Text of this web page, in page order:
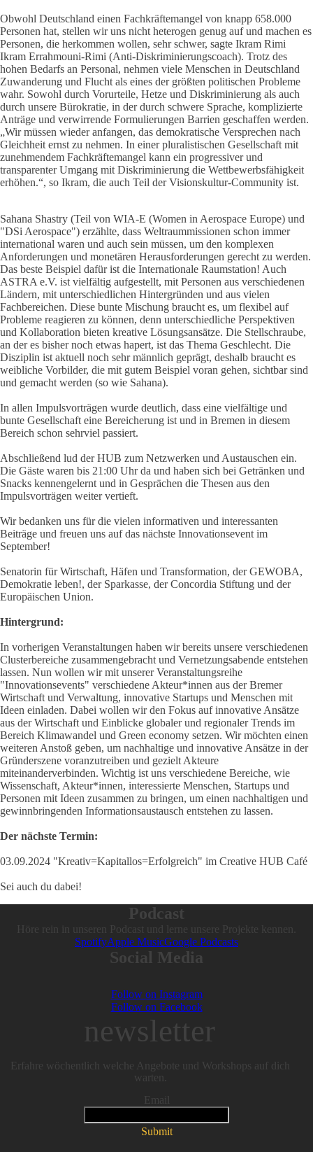
Obwohl Deutschland einen Fachkräftemangel von knapp 658.000
Personen hat, stellen wir uns nicht heterogen genug auf und machen es
Personen, die herkommen wollen, sehr schwer, sagte Ikram Rimi
Ikram Errahmouni-Rimi (Anti-Diskriminierungscoach). Trotz des
hohen Bedarfs an Personal, nehmen viele Menschen in Deutschland
Zuwanderung und Flucht als eines der größten politischen Probleme
wahr. Sowohl durch Vorurteile, Hetze und Diskriminierung als auch
durch unsere Bürokratie, in der durch schwere Sprache, komplizierte
Anträge und verwirrende Formulierungen Barrien geschaffen werden.
„Wir müssen wieder anfangen, das demokratische Versprechen nach
Gleichheit ernst zu nehmen. In einer pluralistischen Gesellschaft mit
zunehmendem Fachkräftemangel kann ein progressiver und
transparenter Umgang mit Diskriminierung die Wettbewerbsfähigkeit
erhöhen.“, so Ikram, die auch Teil der Visionskultur-Community ist.
Sahana Shastry (Teil von WIA-E (Women in Aerospace Europe) und
"DSi Aerospace") erzählte, dass Weltraummissionen schon immer
international waren und auch sein müssen, um den komplexen
Anforderungen und monetären Herausforderungen gerecht zu werden.
Das beste Beispiel dafür ist die Internationale Raumstation! Auch
ASTRA e.V. ist vielfältig aufgestellt, mit Personen aus verschiedenen
Ländern, mit unterschiedlichen Hintergründen und aus vielen
Fachbereichen. Diese bunte Mischung braucht es, um flexibel auf
Probleme reagieren zu können, denn unterschiedliche Perspektiven
und Kollaboration bieten kreative Lösungsansätze. Die Stellschraube,
an der es bisher noch etwas hapert, ist das Thema Geschlecht. Die
Disziplin ist aktuell noch sehr männlich geprägt, deshalb braucht es
weibliche Vorbilder, die mit gutem Beispiel voran gehen, sichtbar sind
und gemacht werden (so wie Sahana).
In allen Impulsvorträgen wurde deutlich, dass eine vielfältige und
bunte Gesellschaft eine Bereicherung ist und in Bremen in diesem
Bereich schon sehrviel passiert.
Abschließend lud der HUB zum Netzwerken und Austauschen ein.
Die Gäste waren bis 21:00 Uhr da und haben sich bei Getränken und
Snacks kennengelernt und in Gesprächen die Thesen aus den
Impulsvorträgen weiter vertieft.
Wir bedanken uns für die vielen informativen und interessanten
Beiträge und freuen uns auf das nächste Innovationsevent im
September!
Senatorin für Wirtschaft, Häfen und Transformation, der GEWOBA,
Demokratie leben!, der Sparkasse, der Concordia Stiftung und der
Europäischen Union.
Hintergrund:
In vorherigen Veranstaltungen haben wir bereits unsere verschiedenen
Clusterbereiche zusammengebracht und Vernetzungsabende entstehen
lassen. Nun wollen wir mit unserer Veranstaltungsreihe
"Innovationsevents" verschiedene Akteur*innen aus der Bremer
Wirtschaft und Verwaltung, innovative Startups und Menschen mit
Ideen einladen. Dabei wollen wir den Fokus auf innovative Ansätze
aus der Wirtschaft und Einblicke globaler und regionaler Trends im
Bereich Klimawandel und Green economy setzen. Wir möchten einen
weiteren Anstoß geben, um nachhaltige und innovative Ansätze in der
Gründerszene voranzutreiben und gezielt Akteure
miteinanderverbinden. Wichtig ist uns verschiedene Bereiche, wie
Wissenschaft, Akteur*innen, interessierte Menschen, Startups und
Personen mit Ideen zusammen zu bringen, um einen nachhaltigen und
gewinnbringenden Informationsaustausch entstehen zu lassen.
Der nächste Termin:
03.09.2024 "Kreativ=Kapitallos=Erfolgreich" im Creative HUB Café
Sei auch du dabei!
Podcast
Höre rein in unseren Podcast und lerne unsere Projekte kennen.
SpotifyApple MusicGoogle Podcasts
Social Media
Follow on Instagram
Follow on Facebook
newsletter
Erfahre wöchentlich welche Angebote und Workshops auf dich
warten.
Email
Submit